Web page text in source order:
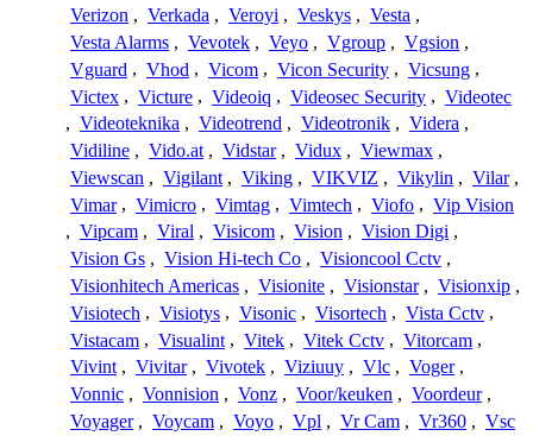
Verizon , Verkada , Veroyi , Veskys , Vesta ,
Vesta Alarms , Vevotek , Veyo , Vgroup , Vgsion ,
Vguard , Vhod , Vicom , Vicon Security , Vicsung ,
Victex , Victure , Videoiq , Videosec Security , Videotec
, Videoteknika , Videotrend , Videotronik , Videra ,
Vidiline , Vido.at , Vidstar , Vidux , Viewmax ,
Viewscan , Vigilant , Viking , VIKVIZ , Vikylin , Vilar ,
Vimar , Vimicro , Vimtag , Vimtech , Viofo , Vip Vision
, Vipcam , Viral , Visicom , Vision , Vision Digi ,
Vision Gs , Vision Hi-tech Co , Visioncool Cctv ,
Visionhitech Americas , Visionite , Visionstar , Visionxip ,
Visiotech , Visiotys , Visonic , Visortech , Vista Cctv ,
Vistacam , Visualint , Vitek , Vitek Cctv , Vitorcam ,
Vivint , Vivitar , Vivotek , Viziuuy , Vlc , Voger ,
Vonnic , Vonnision , Vonz , Voor/keuken , Voordeur ,
Voyager , Voycam , Voyo , Vpl , Vr Cam , Vr360 , Vsc